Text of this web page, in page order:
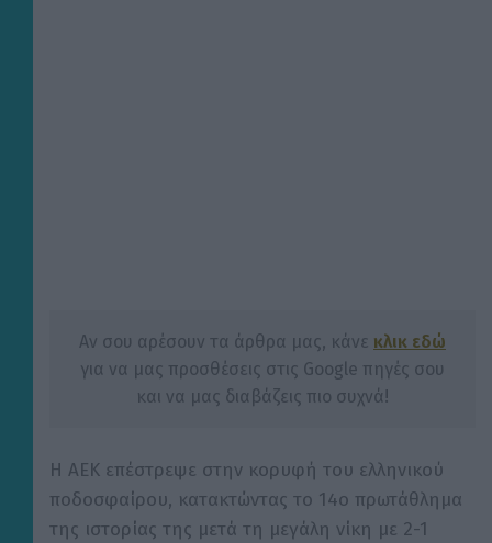
Αν σου αρέσουν τα άρθρα μας, κάνε κλικ εδώ
για να μας προσθέσεις στις Google πηγές σου
και να μας διαβάζεις πιο συχνά!
Η ΑΕΚ επέστρεψε στην κορυφή του ελληνικού
ποδοσφαίρου, κατακτώντας το 14ο πρωτάθλημα
της ιστορίας της μετά τη μεγάλη νίκη με 2-1